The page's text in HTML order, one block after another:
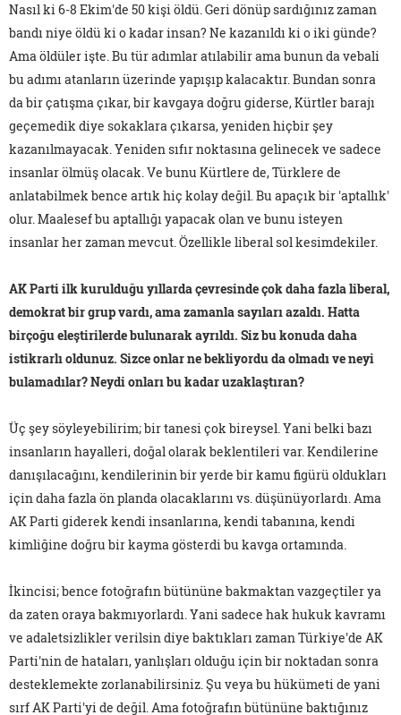
Nasıl ki 6-8 Ekim'de 50 kişi öldü. Geri dönüp sardığınız zaman
bandı niye öldü ki o kadar insan? Ne kazanıldı ki o iki günde?
Ama öldüler işte. Bu tür adımlar atılabilir ama bunun da vebali
bu adımı atanların üzerinde yapışıp kalacaktır. Bundan sonra
da bir çatışma çıkar, bir kavgaya doğru giderse, Kürtler barajı
geçemedik diye sokaklara çıkarsa, yeniden hiçbir şey
kazanılmayacak. Yeniden sıfır noktasına gelinecek ve sadece
insanlar ölmüş olacak. Ve bunu Kürtlere de, Türklere de
anlatabilmek bence artık hiç kolay değil. Bu apaçık bir 'aptallık'
olur. Maalesef bu aptallığı yapacak olan ve bunu isteyen
insanlar her zaman mevcut. Özellikle liberal sol kesimdekiler.
AK Parti ilk kurulduğu yıllarda çevresinde çok daha fazla liberal,
demokrat bir grup vardı, ama zamanla sayıları azaldı. Hatta
birçoğu eleştirilerde bulunarak ayrıldı. Siz bu konuda daha
istikrarlı oldunuz. Sizce onlar ne bekliyordu da olmadı ve neyi
bulamadılar? Neydi onları bu kadar uzaklaştıran?
Üç şey söyleyebilirim; bir tanesi çok bireysel. Yani belki bazı
insanların hayalleri, doğal olarak beklentileri var. Kendilerine
danışılacağını, kendilerinin bir yerde bir kamu figürü oldukları
için daha fazla ön planda olacaklarını vs. düşünüyorlardı. Ama
AK Parti giderek kendi insanlarına, kendi tabanına, kendi
kimliğine doğru bir kayma gösterdi bu kavga ortamında.
İkincisi; bence fotoğrafın bütününe bakmaktan vazgeçtiler ya
da zaten oraya bakmıyorlardı. Yani sadece hak hukuk kavramı
ve adaletsizlikler verilsin diye baktıkları zaman Türkiye'de AK
Parti'nin de hataları, yanlışları olduğu için bir noktadan sonra
desteklemekte zorlanabilirsiniz. Şu veya bu hükümeti de yani
sırf AK Parti'yi de değil. Ama fotoğrafın bütününe baktığınız